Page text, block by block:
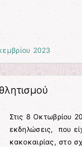
2023
Στις 8 Οκτωβρίου
εκδηλώσεις, που
κακοκαιρίας, στο